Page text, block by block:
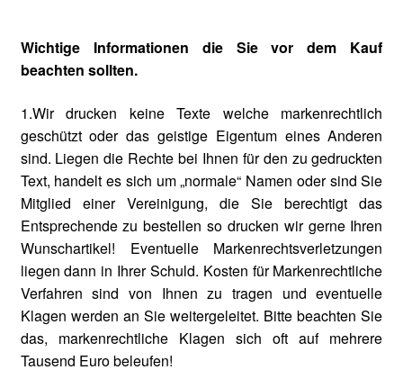
Wichtige Informationen die Sie vor dem Kauf
beachten sollten.
1.Wir drucken keine Texte welche markenrechtlich
geschützt oder das geistige Eigentum eines Anderen
sind. Liegen die Rechte bei Ihnen für den zu gedruckten
Text, handelt es sich um „normale“ Namen oder sind Sie
Mitglied einer Vereinigung, die Sie berechtigt das
Entsprechende zu bestellen so drucken wir gerne Ihren
Wunschartikel! Eventuelle Markenrechtsverletzungen
liegen dann in Ihrer Schuld. Kosten für Markenrechtliche
Verfahren sind von Ihnen zu tragen und eventuelle
Klagen werden an Sie weitergeleitet. Bitte beachten Sie
das, markenrechtliche Klagen sich oft auf mehrere
Tausend Euro beleufen!